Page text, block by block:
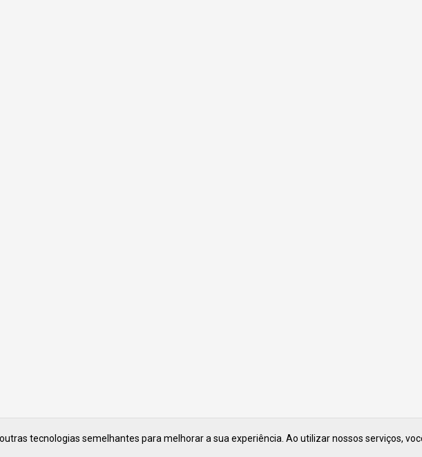
tecnologias semelhantes para melhorar a sua experiência. Ao utilizar nossos serviços,